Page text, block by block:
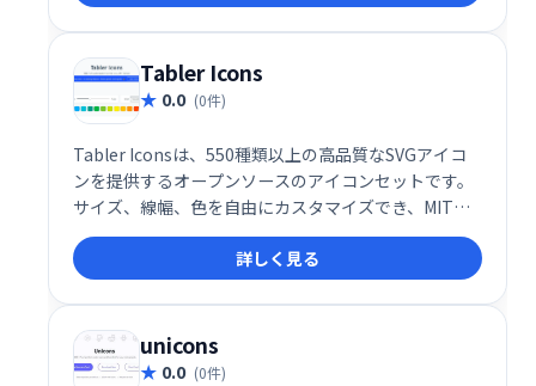
Tabler Icons
0.0 (0件)
Tabler Iconsは、550種類以上の高品質なSVGアイコ
ンを提供するオープンソースのアイコンセットです。
サイズ、線幅、色を自由にカスタマイズでき、MITラ
イセンスの下で商用利用も可能です。 プライベートプ
ロジェクトからビジネス用途まで幅広く活用でき、デ
ザインワークを効率化します。シンプルで洗練された
デザインが特徴で、ウェブサイトやアプリなど様々な
場面で活躍します。
詳しく見る
unicons
0.0 (0件)